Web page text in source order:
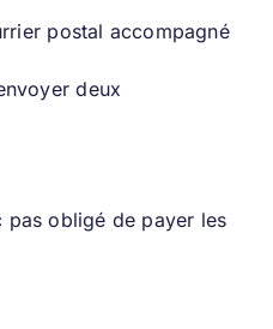
postal accompagné
deux
pas obligé de payer les